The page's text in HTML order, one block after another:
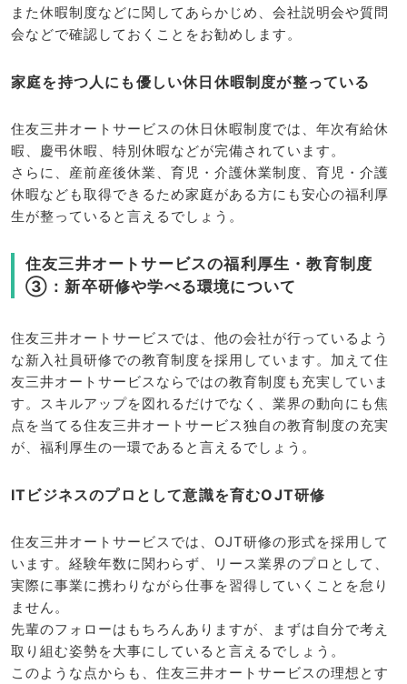
また休暇制度などに関してあらかじめ、会社説明会や質問
会などで確認しておくことをお勧めします。
家庭を持つ人にも優しい休日休暇制度が整っている
住友三井オートサービスの休日休暇制度では、年次有給休
暇、慶弔休暇、特別休暇などが完備されています。
さらに、産前産後休業、育児・介護休業制度、育児・介護
休暇なども取得できるため家庭がある方にも安心の福利厚
生が整っていると言えるでしょう。
住友三井オートサービスの福利厚生・教育制度
③：新卒研修や学べる環境について
住友三井オートサービスでは、他の会社が行っているよう
な新入社員研修での教育制度を採用しています。加えて住
友三井オートサービスならではの教育制度も充実していま
す。スキルアップを図れるだけでなく、業界の動向にも焦
点を当てる住友三井オートサービス独自の教育制度の充実
が、福利厚生の一環であると言えるでしょう。
ITビジネスのプロとして意識を育むOJT研修
住友三井オートサービスでは、OJT研修の形式を採用して
います。経験年数に関わらず、リース業界のプロとして、
実際に事業に携わりながら仕事を習得していくことを怠り
ません。
先輩のフォローはもちろんありますが、まずは自分で考え
取り組む姿勢を大事にしていると言えるでしょう。
このような点からも、住友三井オートサービスの理想とす